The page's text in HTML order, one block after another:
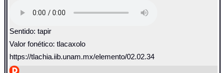
Sentido: tapir
Valor fonético: tlacaxolo
https://tlachia.iib.unam.mx/elemento/02.02.34